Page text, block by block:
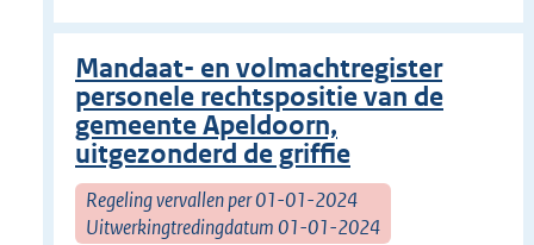
Mandaat- en volmachtregister
personele rechtspositie van de
gemeente Apeldoorn,
uitgezonderd de griffie
Regeling vervallen per 01-01-2024
Uitwerkingtredingdatum 01-01-2024